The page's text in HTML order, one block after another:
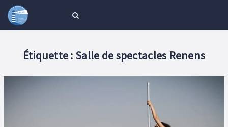
Étiquette : Salle de spectacles Renens